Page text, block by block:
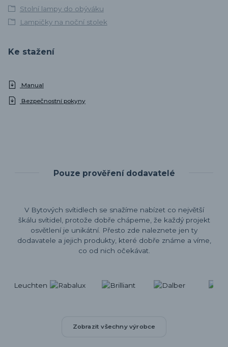
Stolní lampy do obýváku
Lampičky na noční stolek
Ke stažení
Manual
Bezpečnostní pokyny
Pouze prověření dodavatelé
V Bytových svítidlech se snažíme nabízet co největší
škálu svítidel, protože dobře chápeme, že každý projekt
osvětlení je unikátní. Přesto zde naleznete jen ty
dodavatele a jejich produkty, které dobře známe a víme,
co od nich očekávat.
Zobrazit všechny výrobce